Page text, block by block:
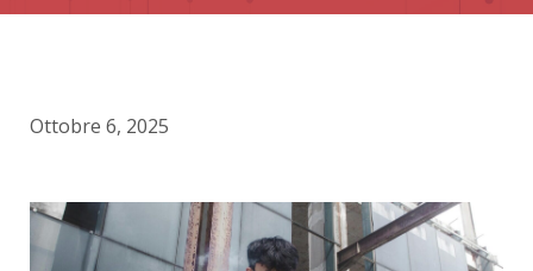
Ottobre 6, 2025